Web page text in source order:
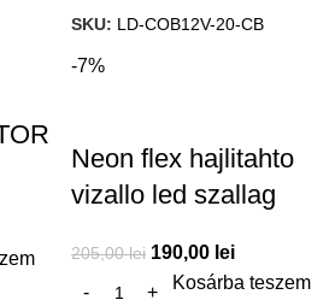
SKU: LD-COB12V-20-CB
-7%
Neon flex hajlitahto
vizallo led szallag
205,00lei 190,00 lei
Kosárba teszem